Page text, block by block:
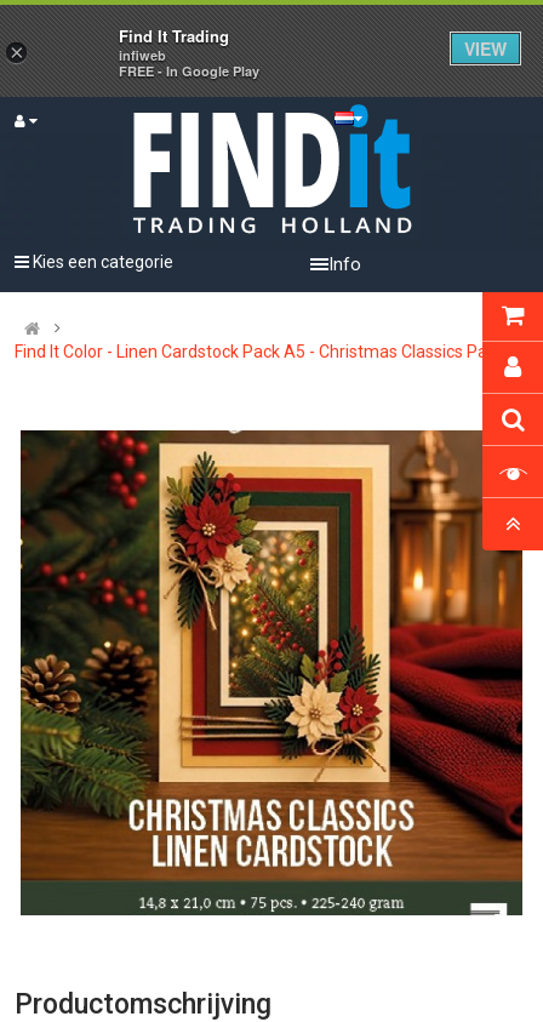
Info
Kies een categorie
Find It Color - Linen Cardstock Pack A5 - Christmas Classics Pack
Productomschrijving
×
Find It Trading
infiweb
FREE - In Google Play
VIEW